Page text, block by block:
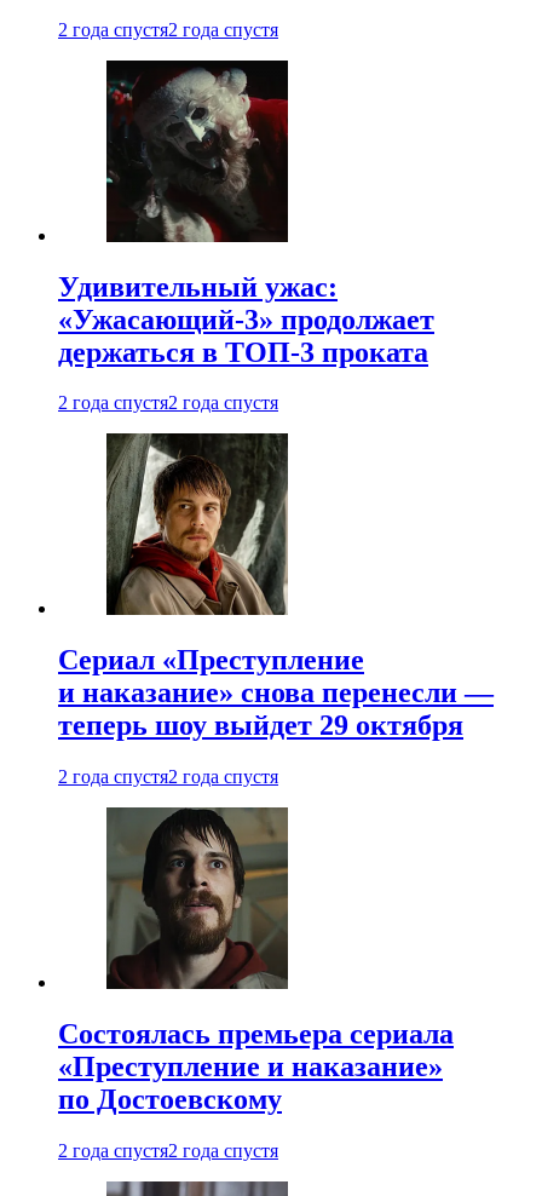
2 года спустя2 года спустя
Удивительный ужас:
«Ужасающий-3» продолжает
держаться в ТОП-3 проката
2 года спустя2 года спустя
Сериал «Преступление
и наказание» снова перенесли —
теперь шоу выйдет 29 октября
2 года спустя2 года спустя
Состоялась премьера сериала
«Преступление и наказание»
по Достоевскому
2 года спустя2 года спустя